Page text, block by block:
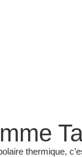
thermique,